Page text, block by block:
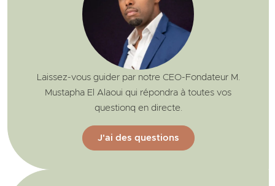
Laissez-vous guider par notre CEO-Fondateur M.
Mustapha El Alaoui qui répondra à toutes vos
questionq en directe.
J'ai des questions